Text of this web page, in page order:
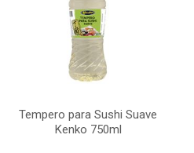
Tempero para Sushi Suave
Kenko 750ml